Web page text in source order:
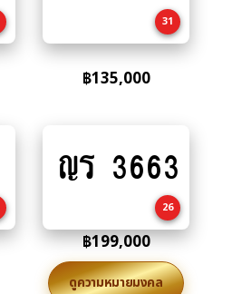
31
฿135,000
to
ญร 3663
26
฿199,000
ดูความหมายมงคล